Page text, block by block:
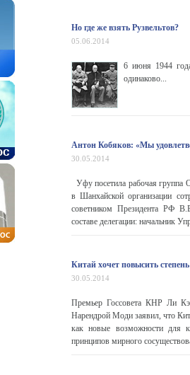
Но где же взять Рузвельтов?
05.06.2014
6 июня 1944
одинаково...
Антон Кобяков: «Мы
30.05.2014
Уфу посетила рабочая группа
в Шанхайской организации
советником Президента РФ
составе делегации: начальник
Китай хочет повысить
30.05.2014
Премьер Госсовета КНР Ли
Нарендрой Моди заявил, что
как новые возможности для
принципов мирного